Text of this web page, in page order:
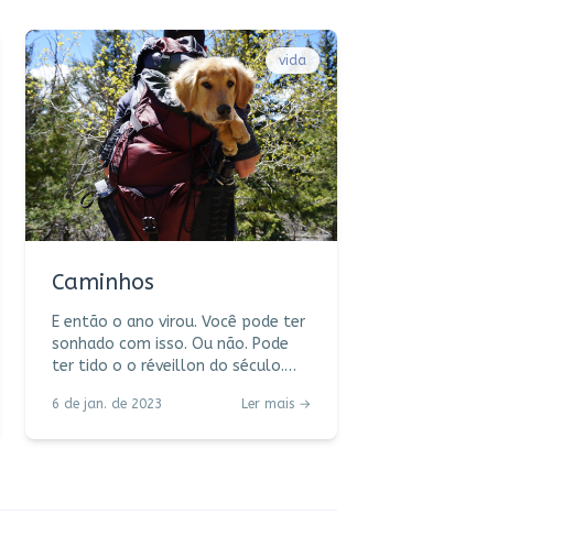
vida
Caminhos
E então o ano virou. Você pode ter
sonhado com isso. Ou não. Pode
ter tido o o réveillon do século.
na praia. Ou um simples jantar de
6 de jan. de 2023 Ler mais →